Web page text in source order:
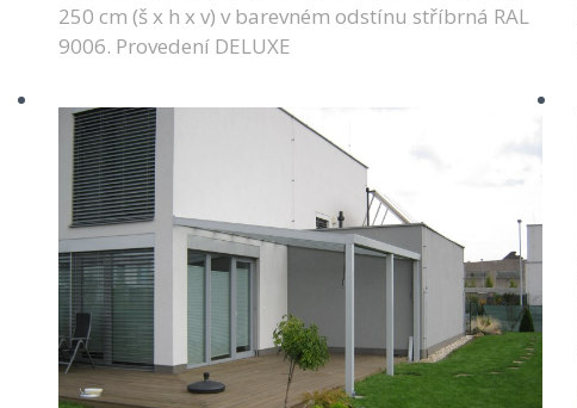
250 cm (š x h x v) v barevném odstínu stříbrná RAL
9006. Provedení DELUXE